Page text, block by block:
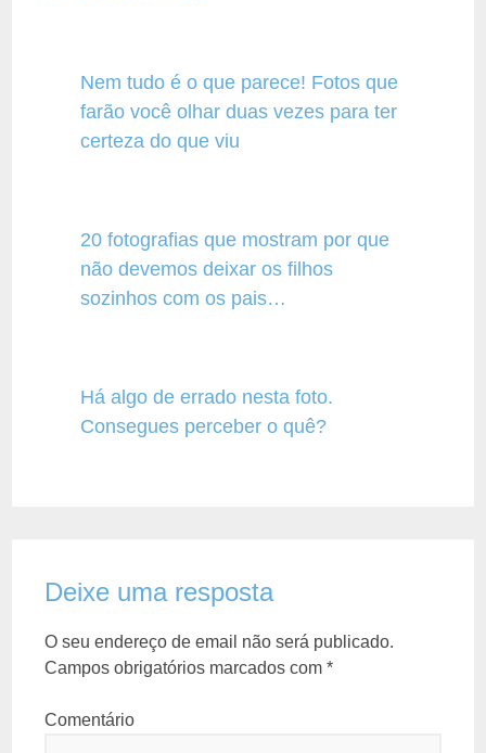
Nem tudo é o que parece! Fotos que
farão você olhar duas vezes para ter
certeza do que viu
20 fotografias que mostram por que
não devemos deixar os filhos
sozinhos com os pais…
Há algo de errado nesta foto.
Consegues perceber o quê?
Deixe uma resposta
O seu endereço de email não será publicado.
Campos obrigatórios marcados com*
Comentário